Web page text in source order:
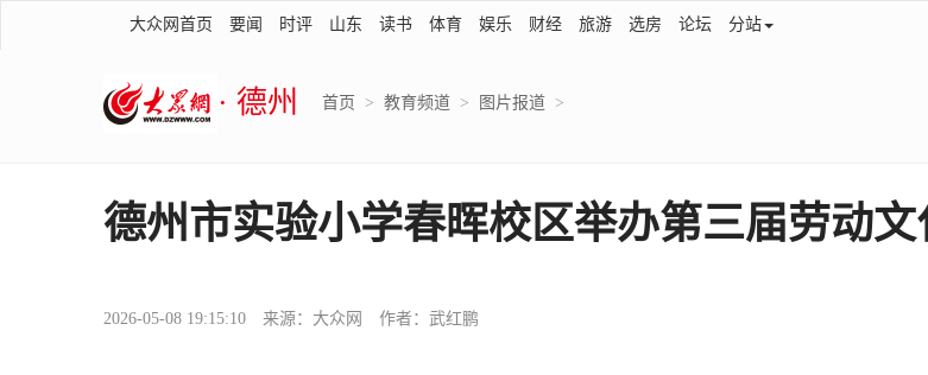
大众网首页 要闻 时评 山东 读书 体育 娱乐 财经 旅游 选房 论坛 分站
· 德州 首页 > 教育频道 > 图片报道 >
德州市实验小学春晖校区举办第三届劳动文
2026-05-08 19:15:10 来源：大众网 作者：武红鹏